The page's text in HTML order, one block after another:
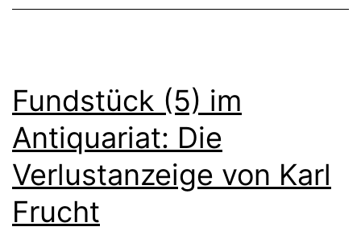
Fundstück (5) im
Antiquariat: Die
Verlustanzeige von Karl
Frucht